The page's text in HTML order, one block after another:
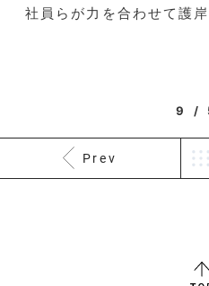
社員らが力を合わせて護
9 /
Prev